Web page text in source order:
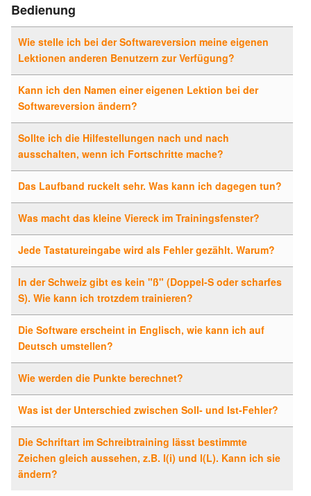
Bedienung
Wie stelle ich bei der Softwareversion meine eigenen
Lektionen anderen Benutzern zur Verfügung?
Kann ich den Namen einer eigenen Lektion bei der
Softwareversion ändern?
Sollte ich die Hilfestellungen nach und nach
ausschalten, wenn ich Fortschritte mache?
Das Laufband ruckelt sehr. Was kann ich dagegen tun?
Was macht das kleine Viereck im Trainingsfenster?
Jede Tastatureingabe wird als Fehler gezählt. Warum?
In der Schweiz gibt es kein "ß" (Doppel-S oder scharfes
S). Wie kann ich trotzdem trainieren?
Die Software erscheint in Englisch, wie kann ich auf
Deutsch umstellen?
Wie werden die Punkte berechnet?
Was ist der Unterschied zwischen Soll- und Ist-Fehler?
Die Schriftart im Schreibtraining lässt bestimmte
Zeichen gleich aussehen, z.B. I(i) und l(L). Kann ich sie
ändern?